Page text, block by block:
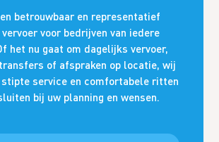
betrouwbaar en representatief
voor bedrijven van iedere
het nu gaat om dagelijks vervoer,
of afspraken op locatie, wij
stipte service en comfortabele ritten
bij uw planning en wensen.